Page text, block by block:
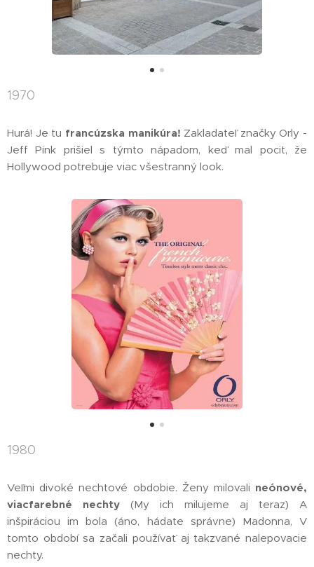
1970
Hurá! Je tu francúzska manikúra! Zakladateľ značky Orly -
Jeff Pink prišiel s týmto nápadom, keď mal pocit, že
Hollywood potrebuje viac všestranný look.
1980
Veľmi divoké nechtové obdobie. Ženy milovali neónové,
viacfarebné nechty (My ich milujeme aj teraz) A
inšpiráciou im bola (áno, hádate správne) Madonna, V
tomto období sa začali používať aj takzvané nalepovacie
nechty.